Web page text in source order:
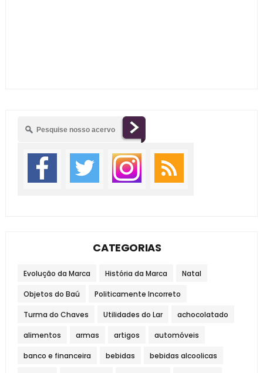
CATEGORIAS
Evolução da Marca História da Marca Natal
Objetos do Baú Politicamente Incorreto
Turma do Chaves Utilidades do Lar achocolatado
alimentos armas artigos automóveis
banco e financeira bebidas bebidas alcoolicas